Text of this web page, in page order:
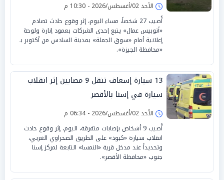
الأحد 02/أغسطس/2026 - 10:30 م
أُصيب 27 شخصاً، مساء اليوم، إثر وقوع حادث تصادم
«أتوبيس عمال» يتبع إحدى الشركات بعمود إنارة ولوحة
إعلانية أمام «سوق الجملة» بمدينة السادس من أكتوبر بـ
«محافظة الجيزة».
13 سيارة إسعاف تنقل 9 مصابين إثر انقلاب
سيارة في إسنا بالأقصر
الأحد 02/أغسطس/2026 - 06:34 م
أُصيب 9 أشخاص بإصابات متفرقة، اليوم، إثر وقوع حادث
انقلاب سيارة «كبود» على الطريق الصحراوي الغربي،
وتحديداً عند مدخل قرية «النمسا» التابعة لمركز إسنا
جنوب «محافظة الأقصر».